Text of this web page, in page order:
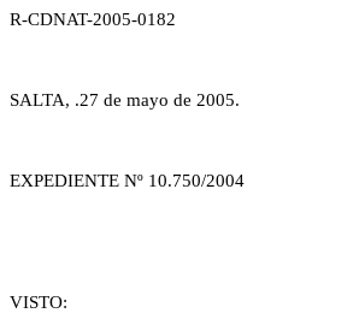
R-CDNAT-2005-0182
SALTA, .27 de mayo de 2005.
EXPEDIENTE Nº 10.750/2004
VISTO: